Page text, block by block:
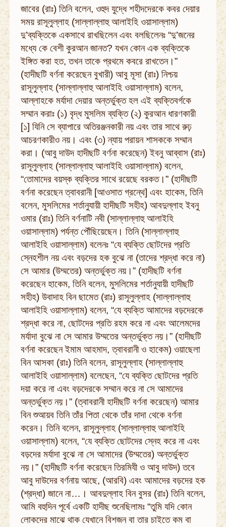
জাবের (রাঃ) তিনি বলেন, ওহুদ যুদ্ধে শহীদদেরকে কবর দেয়ার
সময় রাসূলুল্লাহ (সাল্লাল্লাহু আলাইহি ওয়াসাল্লাম)
দু’ব্যক্তিকে একসাথে রাখছিলেন এবং বলছিলেনঃ “দু’জনের
মধ্যে কে বেশী কুরআন জানত? যখন কোন এক ব্যক্তিকে
ইঙ্গিত করা হত, তখন তাকে প্রথমে কবরে রাখতেন।”
(হাদীছটি বর্ণনা করেছেন বুখারী) আবু মূসা (রাঃ) নিশ্চয়
রাসূলুল্লাহ (সাল্লাল্লাহু আলাইহি ওয়াসাল্লাম) বলেন,
আল্লাহকে মর্যাদা দেয়ার অন্তর্ভুক্ত হল এই ব্যক্তিবর্গকে
সম্মান করাঃ (১) বৃদ্ধ মুসলিম ব্যক্তি (২) কুরআন ধারণকারী
[১] যিনি সে ব্যাপারে অতিরঞ্জনকারী নয় এবং তার সাথে রুঢ়
আচরণকারীও নয়। এবং (৩) ন্যায় পরায়ন শাসককে সম্মান
করা। (আবু দাউদ হাদীছটি বর্ণনা করেছেন) ইবনু আব্বাস (রাঃ)
রাসূলুল্লাহ (সাল্লাল্লাহু আলাইহি ওয়াসাল্লাম) বলেন,
“তোমাদের বয়স্ক ব্যক্তির সাথে রয়েছে বরকত।” (হাদীছটি
বর্ণনা করেছেন ত্বাবরানী [আওসাত গ্রন্থে] এবং হাকেম, তিনি
বলেন, মুসলিমের শর্তানুযায়ী হাদীছটি সহীহ) আবদুল্লাহ ইবনু
ওমার (রাঃ) তিনি বর্ণনাটি নবী (সাল্লাল্লাহু আলাইহি
ওয়াসাল্লাম) পর্যন্ত পৌঁছিয়েছেন। তিনি (সাল্লাল্লাহু
আলাইহি ওয়াসাল্লাম) বলেনঃ “যে ব্যক্তি ছোটদের প্রতি
স্নেহশীল নয় এবং বড়দের হক বুঝে না (তাদের শ্রদ্ধা করে না)
সে আমার (উম্মতের) অন্তর্ভুক্ত নয়।” (হাদীছটি বর্ণনা
করেছেন হাকেম, তিনি বলেন, মুসলিমের শর্তানুযায়ী হাদীছটি
সহীহ) উবাদাহ বিন ছামেত (রাঃ) রাসূলুল্লাহ (সাল্লাল্লাহু
আলাইহি ওয়াসাল্লাম) বলেন, “যে ব্যক্তি আমাদের বড়দেরকে
শ্রদ্ধা করে না, ছোটদের প্রতি রহম করে না এবং আলেমদের
মর্যাদা বুঝে না সে আমার উম্মতের অন্তর্ভুক্ত নয়।” (হাদীছটি
বর্ণনা করেছেন ইমাম আহমাদ, ত্বাবরানী ও হাকেম) ওয়াছেলা
বিন আসকা (রাঃ) তিনি বলেন, রাসূলুল্লাহ (সাল্লাল্লাহু
আলাইহি ওয়াসাল্লাম) বলেছেন, “যে ব্যক্তি ছোটদের প্রতি
দয়া করে না এবং বড়দেরকে সম্মান করে না সে আমাদের
অন্তর্ভুক্ত নয়।” (ত্বাবরানী হাদীছটি বর্ণনা করেছেন) আমার
বিন শুআয়ব তিনি তাঁর পিতা থেকে তাঁর দাদা থেকে বর্ণনা
করেন। তিনি বলেন, রাসূলুল্লাহ (সাল্লাল্লাহু আলাইহি
ওয়াসাল্লাম) বলেন, “যে ব্যক্তি ছোটদের স্নেহ করে না এবং
বড়দের মর্যাদা বুঝে না সে আমাদের (উম্মতের) অন্তর্ভুক্ত
নয়।” (হাদীছটি বর্ণনা করেছেন তিরমিযী ও আবু দাউদ) তবে
আবু দাউদের বর্ণনায় আছে, (আরবি) এবং আমাদের বড়দের হক
(শ্রদ্ধা) জানে না…। আবদুল্লাহ বিন বুসর (রাঃ) তিনি বলেন,
আমি বহুদিন পূর্বে একটি হাদীছ শুনেছিলামঃ “তুমি যদি কোন
লোকদের মাঝে থাক যেখানে বিশজন বা তার চাইতে কম বা